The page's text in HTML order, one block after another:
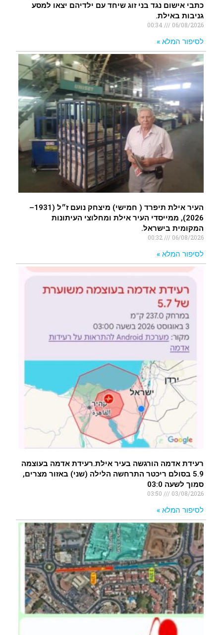
כתבי אישום נגד בני זוג שיחד עם ילדיהם יצאו למסע
גניבות באילת.
06/08/2026
לסיפור המלא »
העיר אילת תיפרד ( חמישי) מיצחק נועם ז״ל (1931–
2026), ממייסדי העיר אילת ומחלוצי העיתונות
המקומית בישראל.
06/08/2026
00:32
לסיפור המלא »
רעידת אדמה הורגשה בעיר אילת.רעידת אדמה בעוצמה
5.9 בסולם ריכטר התרחשה הלילה (שני) באזור מצרים,
סמוך לשעה 03:0
03/08/2026
לסיפור המלא »